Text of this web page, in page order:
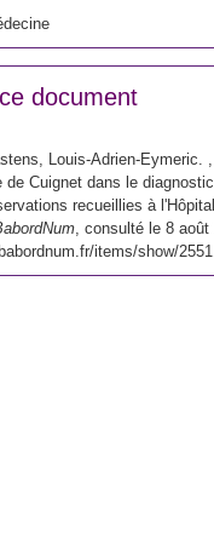
document
Louis-Adrien-Eymeric.
de Cuignet dans le
recueillies à
, consulté le 8 août
items/show/2551